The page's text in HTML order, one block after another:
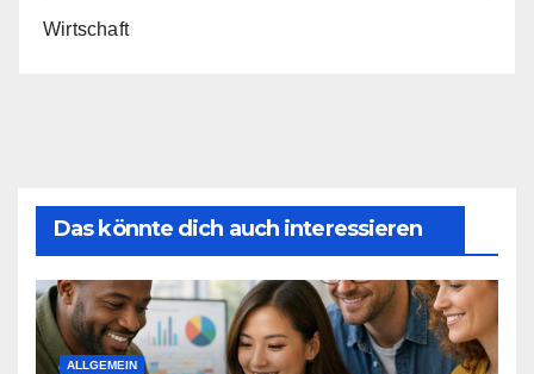
Wirtschaft
Das könnte dich auch interessieren
ALLGEMEIN